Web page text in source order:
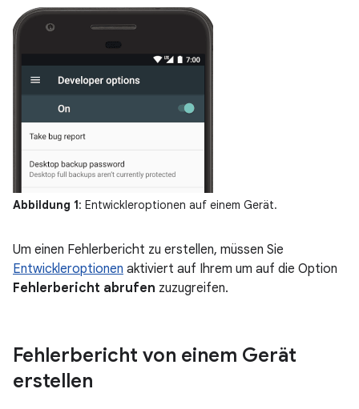
Abbildung 1: Entwickleroptionen auf einem Gerät.
Um einen Fehlerbericht zu erstellen, müssen Sie
Entwickleroptionen aktiviert auf Ihrem um auf die Option
Fehlerbericht abrufen zuzugreifen.
Fehlerbericht von einem Gerät
erstellen